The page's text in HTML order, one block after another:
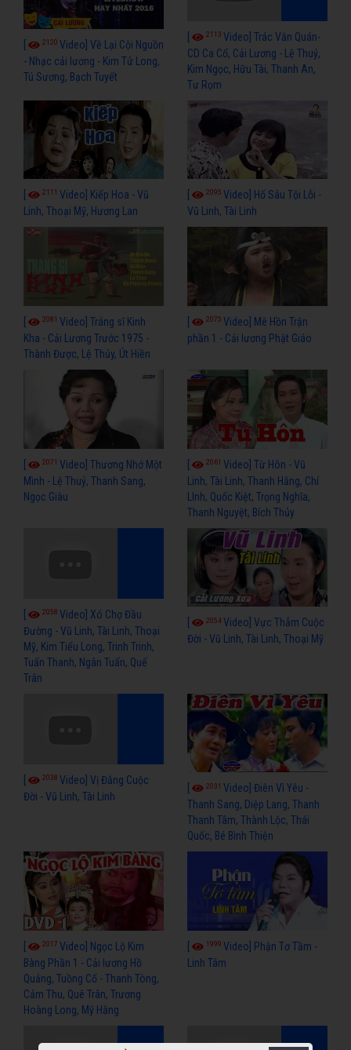
2120 Video] Về Lại Cội Nguồn
- Nhạc cải lương - Kim Tử Long,
Tú Sương, Bạch Tuyết
2113 Video] Trác Văn Quán-
CD Ca Cổ, Cải Lương - Lệ Thuỷ,
Kim Ngọc, Hữu Tài, Thanh An,
Tư Rọm
2111 Video] Kiếp Hoa - Vũ
Linh, Thoại Mỹ, Hương Lan
2095 Video] Hố Sâu Tội Lỗi -
Vũ Linh, Tài Linh
2081 Video] Tráng sĩ Kinh
Kha - Cải Lương Trước 1975 -
Thành Được, Lệ Thủy, Út Hiền
2075 Video] Mê Hồn Trận
phần 1 - Cải lương Phật Giáo
2071 Video] Thương Nhớ Một
Mình - Lệ Thuỷ, Thanh Sang,
Ngọc Giàu
2061 Video] Từ Hôn - Vũ
Linh, Tài Linh, Thanh Hằng, Chí
LInh, Quốc Kiệt, Trọng Nghĩa,
Thanh Nguyệt, Bích Thủy
2058 Video] Xó Chợ Đầu
Đường - Vũ Linh, Tài Linh, Thoại
Mỹ, Kim Tiểu Long, Trinh Trinh,
Tuấn Thanh, Ngân Tuấn, Quế
Trân
2054Video] Vực Thẳm Cuộc
Đời - Vũ Linh, Tài Linh, Thoại Mỹ
2038 Video] Vị Đắng Cuộc
Đời - Vũ Linh, Tài Linh
2031 Video] Điên Vì Yêu -
Thanh Sang, Diệp Lang, Thanh
Thanh Tâm, Thành Lộc, Thái
Quốc, Bé Bình Thiện
2017 Video] Ngọc Lộ Kim
Bàng Phần 1 - Cải lương Hồ
Quảng, Tuồng Cổ - Thanh Tòng,
Cảm Thu, Quê Trân, Trương
Hoàng Long, Mỹ Hằng
1999 Video] Phận Tơ Tầm -
Linh Tâm